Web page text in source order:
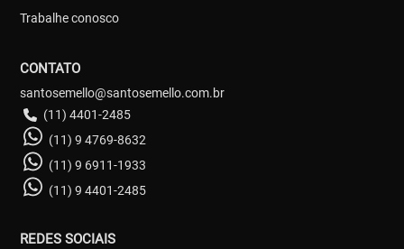
Trabalhe conosco
CONTATO
santosemello@santosemello.com.br
(11) 4401-2485
(11) 9 4769-8632
(11) 9 6911-1933
(11) 9 4401-2485
REDES SOCIAIS